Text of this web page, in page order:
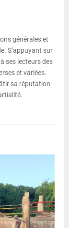
générales et
S’appuyant sur
ses lecteurs des
et variées.
sa réputation